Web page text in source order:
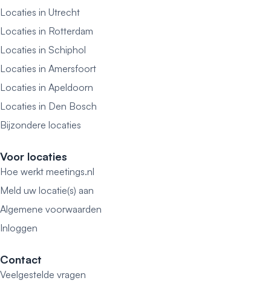
Locaties in Utrecht
Locaties in Rotterdam
Locaties in Schiphol
Locaties in Amersfoort
Locaties in Apeldoorn
Locaties in Den Bosch
Bijzondere locaties
Voor locaties
Hoe werkt meetings.nl
Meld uw locatie(s) aan
Algemene voorwaarden
Inloggen
Contact
Veelgestelde vragen